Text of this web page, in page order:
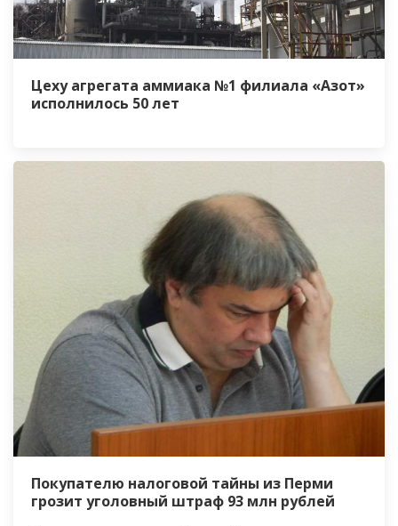
Цеху агрегата аммиака №1 филиала «Азот»
исполнилось 50 лет
Покупателю налоговой тайны из Перми
грозит уголовный штраф 93 млн рублей